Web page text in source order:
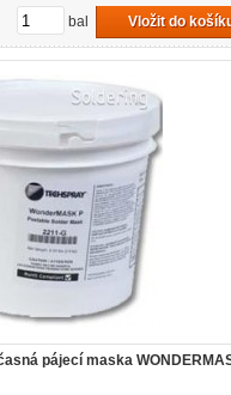
bal Vložit do
pájecí maska